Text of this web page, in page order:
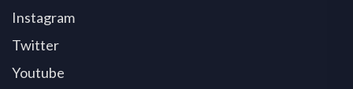
Instagram
Twitter
Youtube